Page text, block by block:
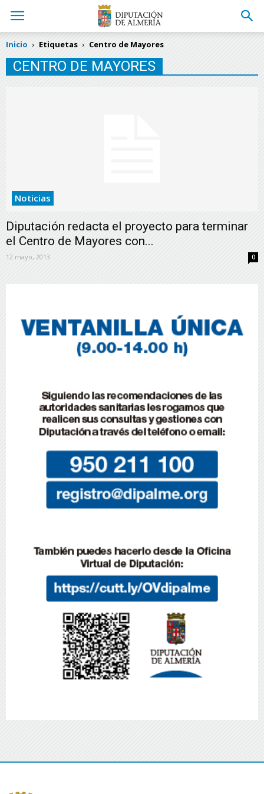
Inicio Etiquetas Centro de Mayores
CENTRO DE MAYORES
Noticias
Diputación redacta el proyecto para terminar
el Centro de Mayores con...
12 mayo, 2013 0